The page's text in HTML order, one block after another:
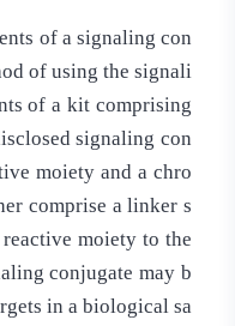
of a signaling con
of using the signali
of a kit comprising
signaling con
moiety and a chro
comprise a linker s
moiety to the
conjugate may b
in a biological sa